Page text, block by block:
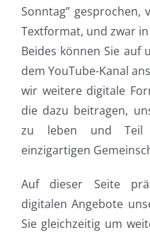
Sonntag”
Textformat, und zwar
Beides können Sie auf
dem YouTube-Kanal
wir weitere digitale
die dazu beitragen,
zu leben und Teil
einzigartigen
Auf dieser Seite
digitalen Angebote
Sie gleichzeitig um